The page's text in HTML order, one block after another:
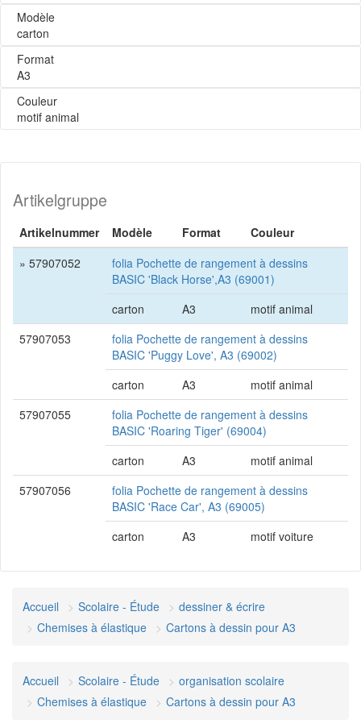
Modèle
carton
Format
A3
Couleur
motif animal
Artikelgruppe
Artikelnummer Modèle Format
Couleur
» 57907052
folia Pochette de rangement à dessins
BASIC 'Black Horse',A3 (69001)
carton
A3
motif animal
57907053
folia Pochette de rangement à dessins
BASIC 'Puggy Love', A3 (69002)
carton
A3
motif animal
57907055
folia Pochette de rangement à dessins
BASIC 'Roaring Tiger' (69004)
carton
A3
motif animal
57907056
folia Pochette de rangement à dessins
BASIC 'Race Car', A3 (69005)
carton
A3 motif voiture
Accueil Scolaire - Étude
dessiner & écrire
Chemises à élastique
Cartons à dessin pour A3
Accueil Scolaire - Étude
organisation scolaire
Chemises à élastique
Cartons à dessin pour A3